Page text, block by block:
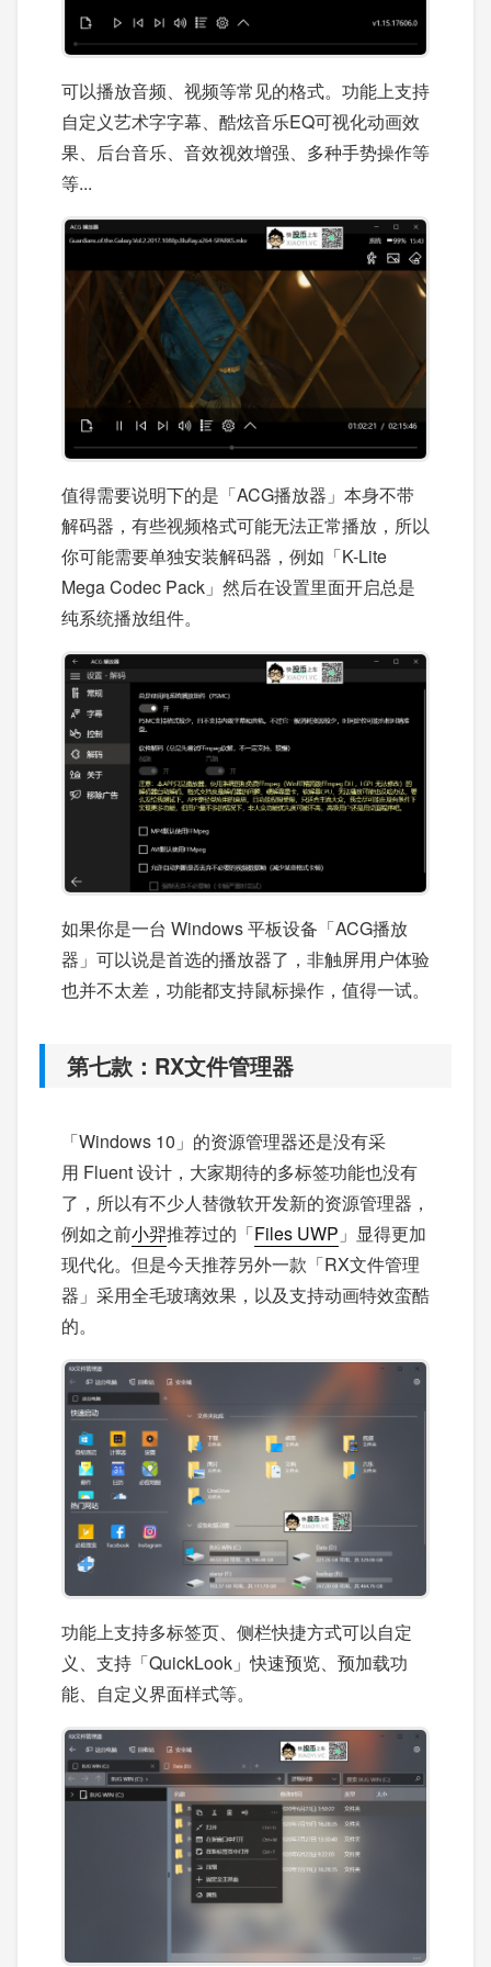
可以播放音频、视频等常见的格式。功能上支持
自定义艺术字字幕、酷炫音乐EQ可视化动画效
果、后台音乐、音效视效增强、多种手势操作等
等...
值得需要说明下的是「ACG播放器」本身不带
解码器，有些视频格式可能无法正常播放，所以
你可能需要单独安装解码器，例如「K-Lite
Mega Codec Pack」然后在设置里面开启总是
纯系统播放组件。
如果你是一台 Windows 平板设备「ACG播放
器」可以说是首选的播放器了，非触屏用户体验
也并不太差，功能都支持鼠标操作，值得一试。
第七款：RX文件管理器
「Windows 10」的资源管理器还是没有采
用 Fluent 设计，大家期待的多标签功能也没有
了，所以有不少人替微软开发新的资源管理器，
例如之前小羿推荐过的「Files UWP 」显得更加
现代化。但是今天推荐另外一款「RX文件管理
器」采用全毛玻璃效果，以及支持动画特效蛮酷
的。
功能上支持多标签页、侧栏快捷方式可以自定
义、支持「QuickLook」快速预览、预加载功
能、自定义界面样式等。